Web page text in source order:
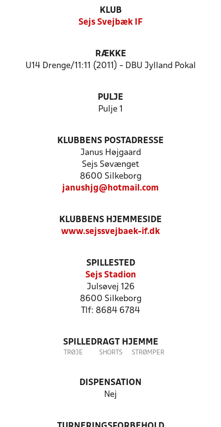
KLUB
Sejs Svejbæk IF
RÆKKE
U14 Drenge/11:11 (2011) - DBU Jylland Pokal
PULJE
Pulje 1
KLUBBENS POSTADRESSE
Janus Højgaard
Sejs Søvænget
8600 Silkeborg
janushjg@hotmail.com
KLUBBENS HJEMMESIDE
www.sejssvejbaek-if.dk
SPILLESTED
Sejs Stadion
Julsøvej 126
8600 Silkeborg
Tlf: 8684 6784
SPILLEDRAGT HJEMME
TRØJE SHORTS STRØMPER
DISPENSATION
Nej